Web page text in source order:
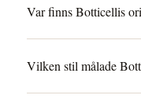
Var finns Botticellis
Vilken stil målade